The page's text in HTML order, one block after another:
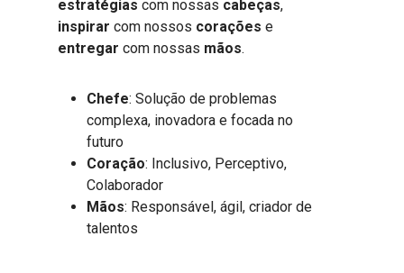
estratégias com nossas cabeças,
inspirar com nossos corações e
entregar com nossas mãos.
Chefe: Solução de problemas
complexa, inovadora e focada no
futuro
Coração: Inclusivo, Perceptivo,
Colaborador
Mãos: Responsável, ágil, criador de
talentos